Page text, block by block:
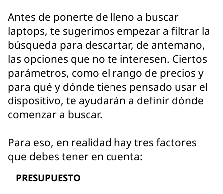
Antes de ponerte de lleno a buscar
laptops, te sugerimos empezar a filtrar la
búsqueda para descartar, de antemano,
las opciones que no te interesen. Ciertos
parámetros, como el rango de precios y
para qué y dónde tienes pensado usar el
dispositivo, te ayudarán a definir dónde
comenzar a buscar.
Para eso, en realidad hay tres factores
que debes tener en cuenta:
PRESUPUESTO